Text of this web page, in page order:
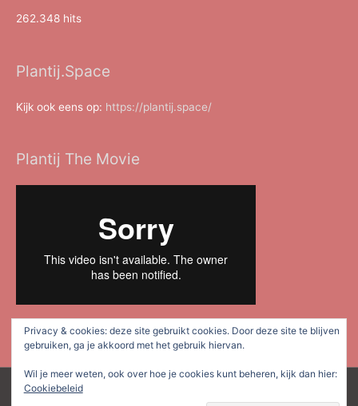
262.348 hits
Plantij.Space
Kijk ook eens op: https://plantij.space/
Plantij The Movie
Plan Tij Dordrecht| Mede mogelijk gemaakt
Privacy & cookies: deze site gebruikt cookies. Door deze site te blijven
gebruiken, ga je akkoord met het gebruik hiervan.
Wil je meer weten, ook over hoe je cookies kunt beheren, kijk dan hier:
Cookiebeleid